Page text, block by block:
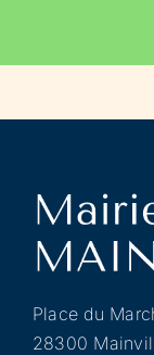
Place du
28300